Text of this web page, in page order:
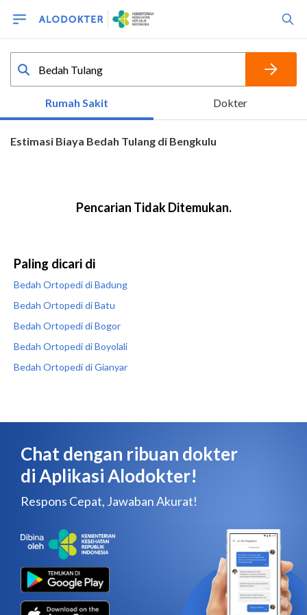
Paling dicari di
Bedah Ortopedi di Badung
Bedah Ortopedi di Batu
Bedah Ortopedi di Bogor
Bedah Ortopedi di Boyolali
Bedah Ortopedi di Gianyar